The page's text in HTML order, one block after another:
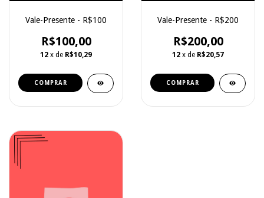
Vale-Presente - R$100
R$100,00
12 x de R$10,29
Vale-Presente - R$200
R$200,00
12 x de R$20,57